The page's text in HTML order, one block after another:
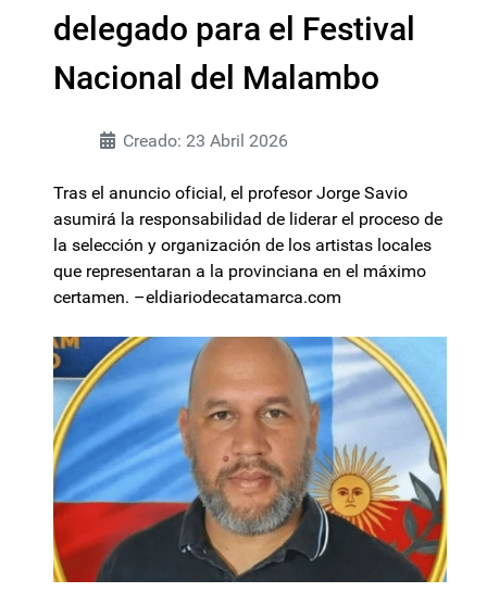
delegado para el Festival
Nacional del Malambo
Creado: 23 Abril 2026
Tras el anuncio oficial, el profesor Jorge Savio
asumirá la responsabilidad de liderar el proceso de
la selección y organización de los artistas locales
que representaran a la provinciana en el máximo
certamen. –eldiariodecatamarca.com